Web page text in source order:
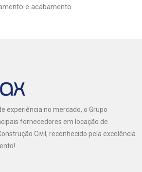
e acabamento ...
experiência no mercado, o Grupo
fornecedores em locação de
Civil, reconhecido pela excelência